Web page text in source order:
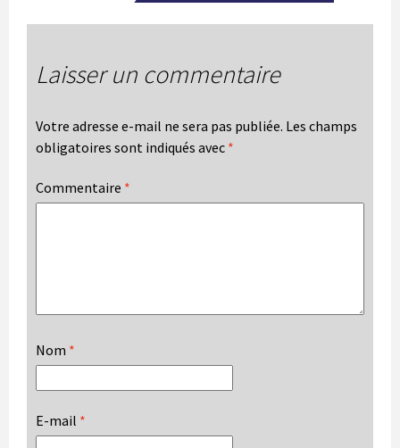
Laisser un commentaire
Votre adresse e-mail ne sera pas publiée. Les champs
obligatoires sont indiqués avec *
Commentaire *
Nom *
E-mail *